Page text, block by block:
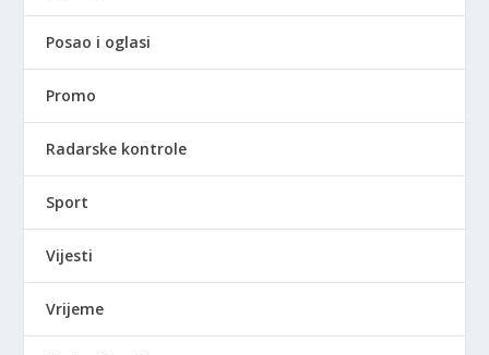
Posao i oglasi
Promo
Radarske kontrole
Sport
Vijesti
Vrijeme